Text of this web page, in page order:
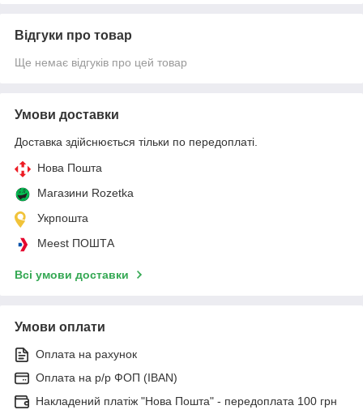
Відгуки про товар
Ще немає відгуків про цей товар
Умови доставки
Доставка здійснюється тільки по передоплаті.
Нова Пошта
Магазини Rozetka
Укрпошта
Meest ПОШТА
Всі умови доставки
Умови оплати
Оплата на рахунок
Оплата на р/р ФОП (IBAN)
Накладений платіж "Нова Пошта" - передоплата 100 грн